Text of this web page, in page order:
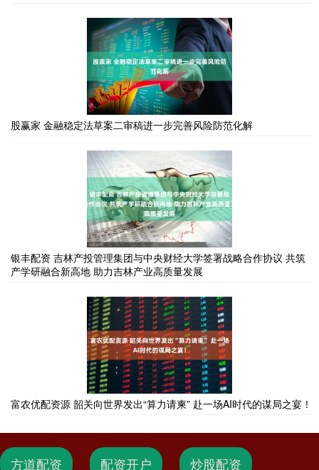
股赢家 金融稳定法草案二审稿进一步完善风险防范化解
银丰配资 吉林产投管理集团与中央财经大学签署战略合作协议 共筑
产学研融合新高地 助力吉林产业高质量发展
富农优配资源 韶关向世界发出“算力请柬” 赴一场AI时代的谋局之宴！
方道配资 配资开户 炒股配资